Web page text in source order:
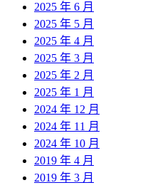
2025 年 6 月
2025 年 5 月
2025 年 4 月
2025 年 3 月
2025 年 2 月
2025 年 1 月
2024 年 12 月
2024 年 11 月
2024 年 10 月
2019 年 4 月
2019 年 3 月